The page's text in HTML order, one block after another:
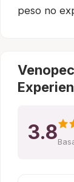
peso no
3.8